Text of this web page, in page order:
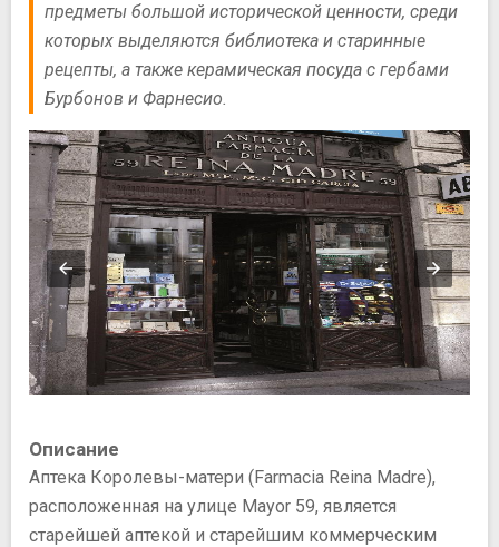
предметы большой исторической ценности, среди
которых выделяются библиотека и старинные
рецепты, а также керамическая посуда с гербами
Бурбонов и Фарнесио.
Описание
Аптека Королевы-матери (Farmacia Reina Madre),
расположенная на улице Mayor 59, является
старейшей аптекой и старейшим коммерческим